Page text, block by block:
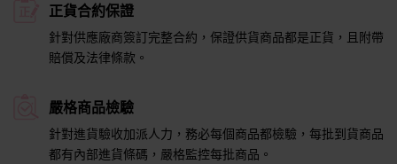
正貨合約保證
針對供應廠商簽訂完整合約，保證供貨商品都是正貨，且附帶
賠償及法律條款。
嚴格商品檢驗
針對進貨驗收加派人力，務必每個商品都檢驗，每批到貨商品
都有內部進貨條碼，嚴格監控每批商品。